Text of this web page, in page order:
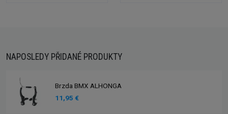
NAPOSLEDY PŘIDANÉ PRODUKTY
Brzda BMX ALHONGA
11,95 €